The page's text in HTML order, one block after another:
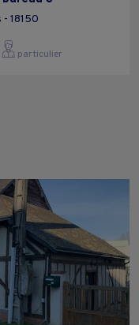
18150
particulier